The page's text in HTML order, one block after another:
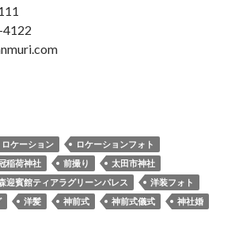
ロケーション
ロケーションフォト
稲荷神社 前撮り
太田市神社
迎賓館ティアラグリーンパレス
洋装フォト
洋髪 神前式 神前式儀式
神社婚